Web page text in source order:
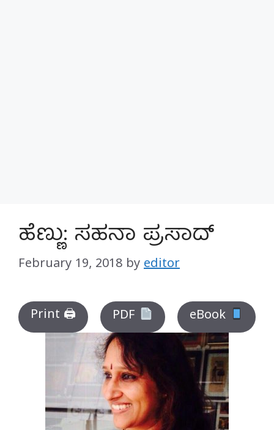
ಹೆಣ್ಣು: ಸಹನಾ ಪ್ರಸಾದ್
February 19, 2018 by editor
Print 🖨 PDF eBook